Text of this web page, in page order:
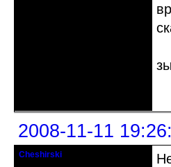
2008-11-11
Cheshirski